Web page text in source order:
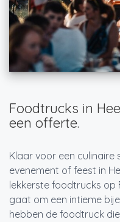
Foodtrucks in
een offerte.
Klaar voor een culinaire
evenement of feest in
lekkerste foodtrucks op
gaat om een intieme
hebben de foodtruck